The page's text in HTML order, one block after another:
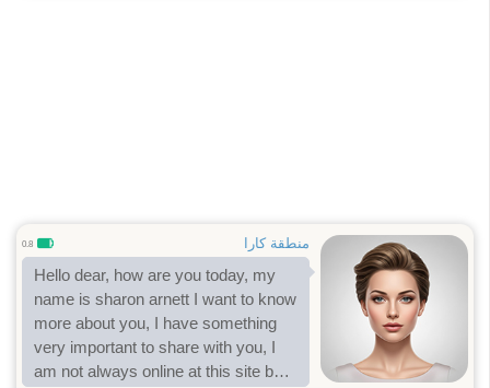
منطقة كارا 0.8
Hello dear, how are you today, my
name is sharon arnett I want to know
more about you, I have something
very important to share with you, I
am not always online at this site but